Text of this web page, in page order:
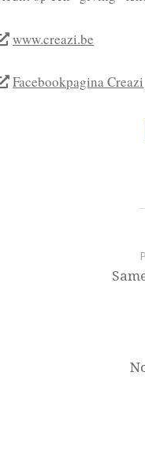
www.creazi.be
Facebookpagina Creazi